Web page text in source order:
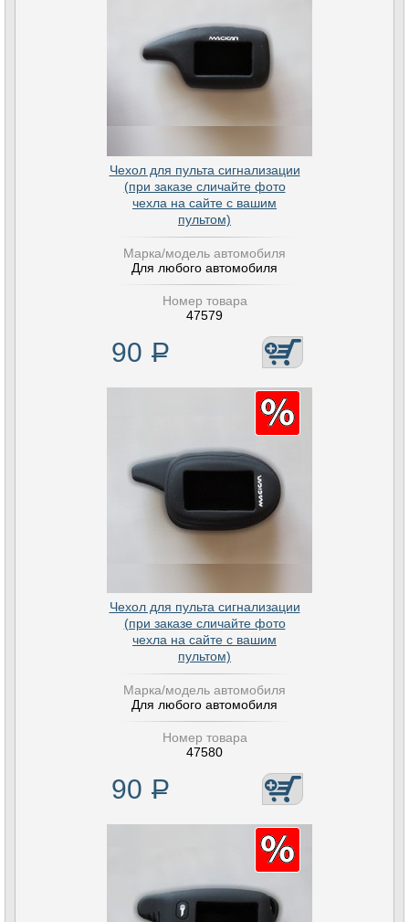
Чехол для пульта сигнализации
(при заказе сличайте фото
чехла на сайте с вашим
пультом)
Марка/модель автомобиля
Для любого автомобиля
Номер товара
47579
90 Р
Чехол для пульта сигнализации
(при заказе сличайте фото
чехла на сайте с вашим
пультом)
Марка/модель автомобиля
Для любого автомобиля
Номер товара
47580
90 Р